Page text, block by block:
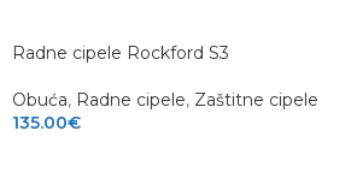
Radne cipele Rockford S3
Obuća, Radne cipele, Zaštitne cipele
135.00€